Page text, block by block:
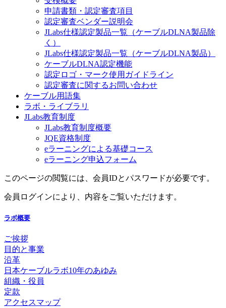
申請書類・認定審査項目
認定審査ベンダー説明会
JLabs仕様認定製品一覧（ケーブルDLNA製品除
く）
JLabs仕様認定製品一覧（ケーブルDLNA製品）
ケーブルDLNA認定機能
認定ロゴ・マーク使用ガイドライン
認定審査に関するお問い合わせ
ケーブル用語集
ラボ・ライブラリ
JLabs教育制度
JLabs教育制度概要
JQE資格制度
eラーニングによる基礎コース
eラーニング申込フォーム
このページの閲覧には、会員IDとパスワードが必要です。
会員ログインにより、内容をご覧いただけます。
ラボ概要
ご挨拶
目的と事業
沿革
日本ケーブルラボ10年のあゆみ
組織・役員
定款
アクセスマップ